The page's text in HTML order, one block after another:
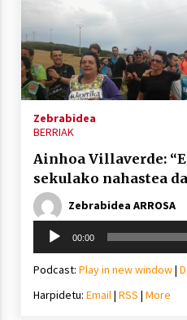
Arrosa
2021/10/
2021/10/
Segura
2021/07/
Zebrabidea
BERRIAK
Ainhoa Villaverde:
sekulako nahastea
Zebrabidea ARROSA
Soinu
erreproduzigailua
00:00
Podcast: Play in new window|
Harpidetu: Email| RSS | More